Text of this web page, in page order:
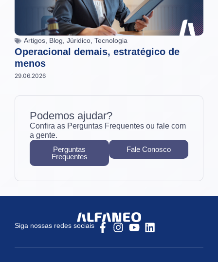
Artigos Blog Júridico Tecnologia
Operacional demais, estratégico de
menos
29.06.2026
Podemos ajudar?
Confira as Perguntas Frequentes ou fale com
a gente.
Perguntas
Frequentes
Fale Conosco
Siga nossas redes sociais